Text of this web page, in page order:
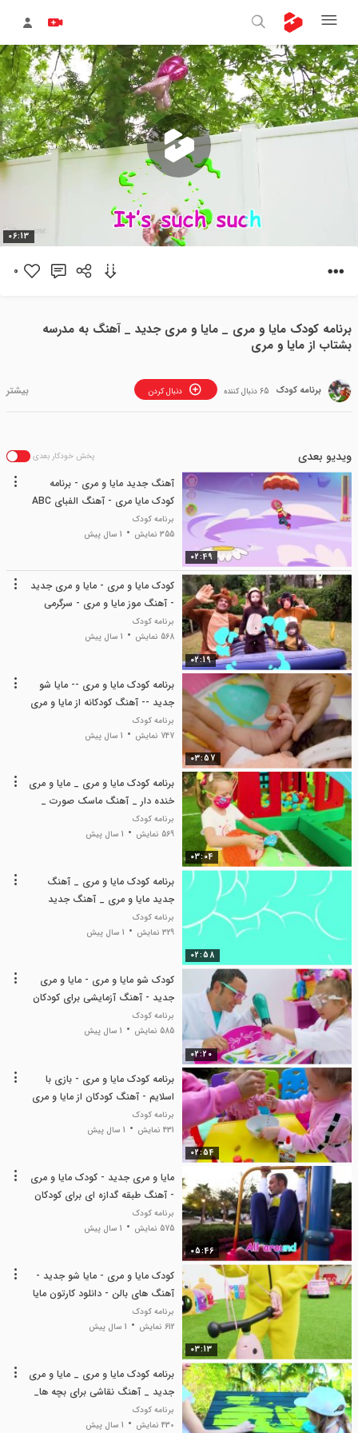
پخش
06:13
0
برنامه کودک مایا و مری _ مایا و مری جدید _ آهنگ به مدرسه
بشتاب از مایا و مری
برنامه کودک دنبال کردن 65 دنبال کننده
ویدیو بعدی پخش خودکار بعدی
02:49
آهنگ جدید مایا و مری - برنامه
کودک مایا مری - آهنگ الفبای ABC
- مایا و مری جدید
برنامه کودک
355 نمایش
1 سال پیش
02:19
کودک مایا و مری - مایا و مری جدید
- آهنگ موز مایا و مری - سرگرمی
تفریحی کودک
برنامه کودک
568 نمایش
1 سال پیش
03:57
برنامه کودک مایا و مری -- مایا شو
جدید -- آهنگ کودکانه از مایا و مری
برنامه کودک
747 نمایش
1 سال پیش
03:04
برنامه کودک مایا و مری _ مایا و مری
خنده دار _ آهنگ ماسک صورت _
مایا و مری جدید
برنامه کودک
569 نمایش
1 سال پیش
02:58
برنامه کودک مایا و مری _ آهنگ
جدید مایا و مری _ آهنگ جدید
سکسکه _ مایا شو جدید
برنامه کودک
329 نمایش
1 سال پیش
02:20
کودک شو مایا و مری - مایا و مری
جدید - آهنگ آزمایشی برای کودکان
با مایا و مری
برنامه کودک
585 نمایش
1 سال پیش
02:54
برنامه کودک مایا و مری - بازی با
اسلایم - آهنگ کودکان از مایا و مری
- مایا و مری
برنامه کودک
431 نمایش
1 سال پیش
05:46
مایا و مری جدید - کودک مایا و مری
- آهنگ طبقه گدازه ای برای کودکان
مایا و مری
برنامه کودک
575 نمایش
1 سال پیش
03:13
کودک مایا و مری - مایا شو جدید -
آهنگ های بالن - دانلود کارتون مایا
و مری
برنامه کودک
612 نمایش
1 سال پیش
برنامه کودک مایا و مری _ مایا و مری
جدید _ آهنگ نقاشی برای بچه ها_
مایا و مری شو
برنامه کودک
430 نمایش
1 سال پیش